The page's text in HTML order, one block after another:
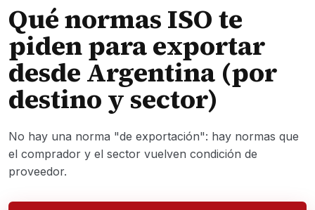
Qué normas ISO te
piden para exportar
desde Argentina (por
destino y sector)
No hay una norma "de exportación": hay normas que
el comprador y el sector vuelven condición de
proveedor.